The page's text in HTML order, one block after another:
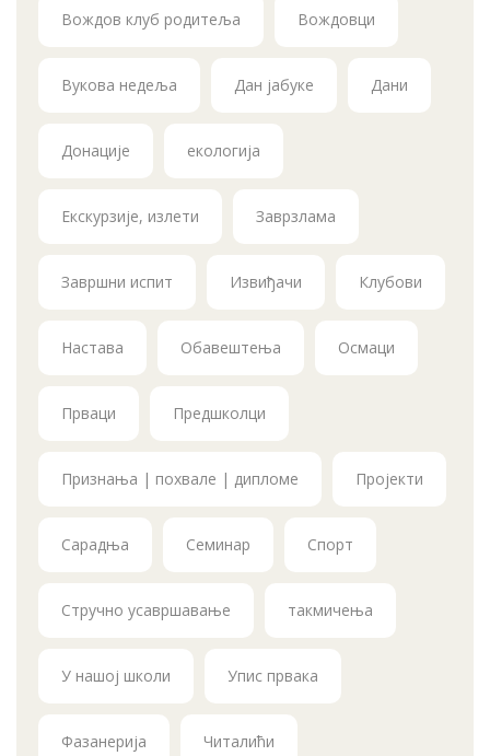
Вождов клуб родитеља Вождовци
Вукова недеља Дан јабуке Дани
Донације екологија
Екскурзије, излети Заврзлама
Завршни испит Извиђачи Клубови
Настава Обавештења Осмаци
Прваци Предшколци
Признања | похвале | дипломе Пројекти
Сарадња Семинар Спорт
Стручно усавршавање такмичења
У нашој школи Упис првака
Фазанерија Читалићи